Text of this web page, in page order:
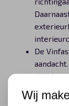
De
Wij